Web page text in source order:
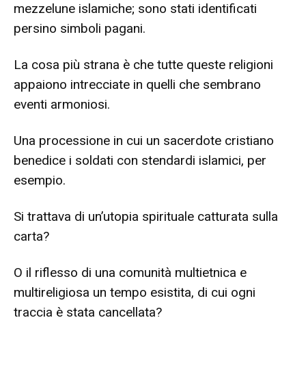
mezzelune islamiche; sono stati identificati
persino simboli pagani.
La cosa più strana è che tutte queste religioni
appaiono intrecciate in quelli che sembrano
eventi armoniosi.
Una processione in cui un sacerdote cristiano
benedice i soldati con stendardi islamici, per
esempio.
Si trattava di un’utopia spirituale catturata sulla
carta?
O il riflesso di una comunità multietnica e
multireligiosa un tempo esistita, di cui ogni
traccia è stata cancellata?